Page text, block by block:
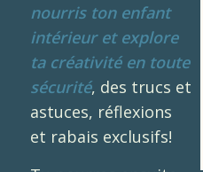
nourris ton enfant
intérieur et explore
ta créativité en toute
sécurité, des trucs et
astuces, réflexions
et rabais exclusifs!